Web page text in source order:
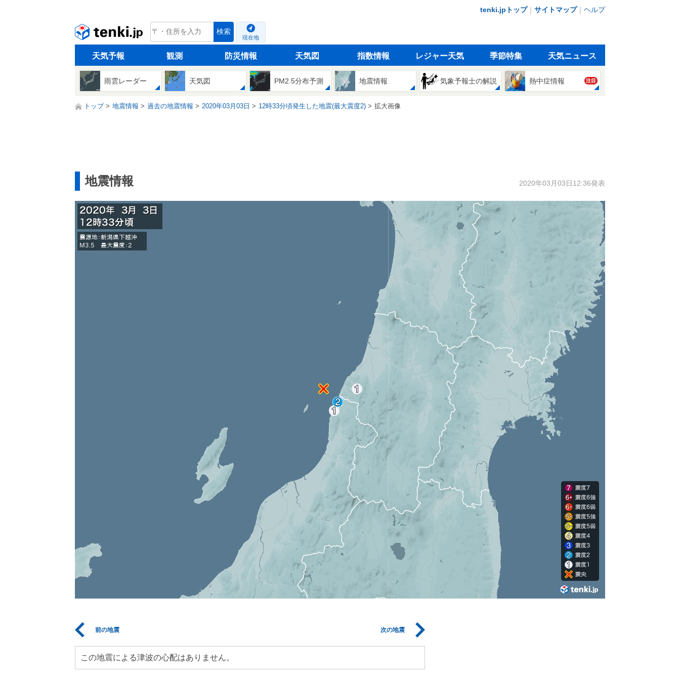
tenki.jpトップ｜ サイトマップ｜ ヘルプ
tenki.jp 検索
現在地
天気予報 観測 防災情報 天気図 指数情報 レジャー天気 季節特集 天気ニュース
雨雲レーダー 天気図 PM2.5分布予測 地震情報 気象予報士の解説 熱中症情報 注目
トップ 地震情報 過去の地震情報 2020年03月03日 12時33分頃発生した地震(最大震度2) 拡大画像
地震情報 2020年03月03日12:36発表
前の地震 次の地震
この地震による津波の心配はありません。